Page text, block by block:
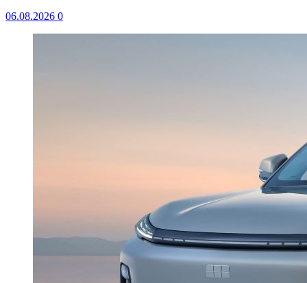
06.08.2026 0